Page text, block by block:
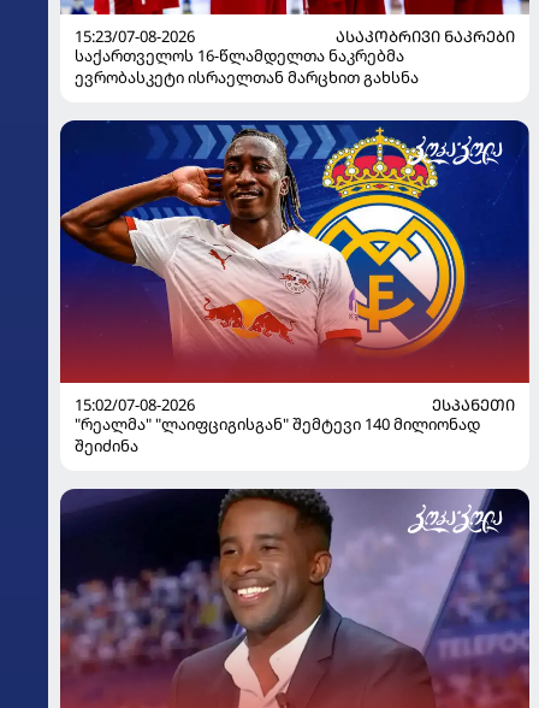
15:23/07-08-2026
ᲐᲡᲐᲙᲝᲑᲠᲘᲕᲘ ᲜᲐᲙᲠᲔᲑᲘ
საქართველოს 16-წლამდელთა ნაკრებმა
ევრობასკეტი ისრაელთან მარცხით გახსნა
15:02/07-08-2026
ᲔᲡᲞᲐᲜᲔᲗᲘ
"რეალმა" "ლაიფციგისგან" შემტევი 140 მილიონად
შეიძინა